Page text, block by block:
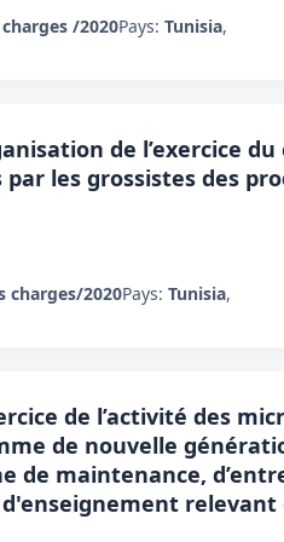
/2020Pays: Tunisia,
de l’exercice
les grossistes des
charges/2020Pays: Tunisia,
de l’activité des
de nouvelle
de maintenance,